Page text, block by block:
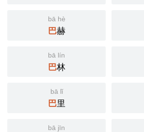
bā hè
巴赫
bā lín
巴林
bā lǐ
巴里
bā jīn